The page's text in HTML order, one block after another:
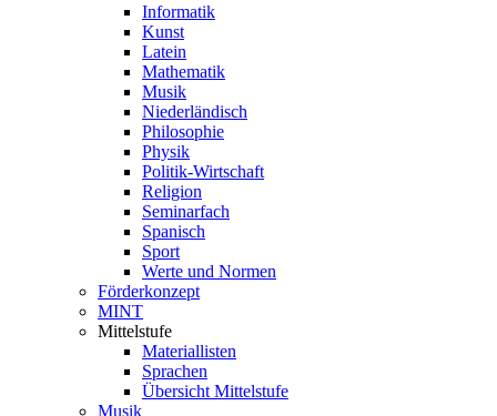
Informatik
Kunst
Latein
Mathematik
Musik
Niederländisch
Philosophie
Physik
Politik-Wirtschaft
Religion
Seminarfach
Spanisch
Sport
Werte und Normen
Förderkonzept
MINT
Mittelstufe
Materiallisten
Sprachen
Übersicht Mittelstufe
Musik